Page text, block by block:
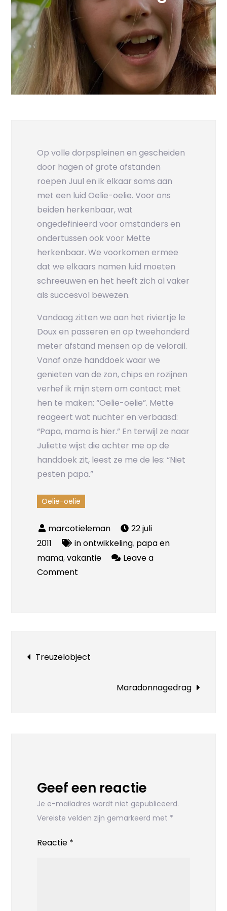
Op volle dorpspleinen en gescheiden
door hagen of grote afstanden
roepen Juul en ik elkaar soms aan
met een luid Oelie-oelie. Voor ons
beiden herkenbaar, wat
ongedefinieerd voor omstanders en
ondertussen ook voor Mette
herkenbaar. We voorkomen ermee
dat we elkaars namen luid moeten
schreeuwen en het heeft zich al vaker
als succesvol bewezen.
Vandaag zitten we aan het riviertje le
Doux en passeren en op tweehonderd
meter afstand mensen op de velorail.
Vanaf onze handdoek waar we
genieten van de zon, chips en rozijnen
verhef ik mijn stem om contact met
hen te maken: “Oelie-oelie”. Mette
reageert wat nuchter en verbaasd:
“Papa, mama is hier.” En terwijl ze naar
Juliette wijst die achter me op de
handdoek zit, leest ze me de les: “Niet
pesten papa.”
Oelie-oelie
22 juli
2011
in ontwikkeling, papa en
mama,vakantie
Leave a
Comment
Bericht
navigatie
Treuzelobject
Maradonnagedrag
Geef een reactie
Je e-mailadres wordt niet gepubliceerd.
Vereiste velden zijn gemarkeerd met *
Reactie *